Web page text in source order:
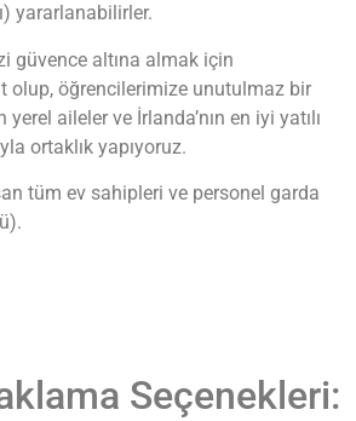
yararlanabilirler.
güvence altına almak için
olup, öğrencilerimize unutulmaz bir
aileler ve İrlanda’nın en iyi yatılı
ortaklık yapıyoruz.
tüm ev sahipleri ve personel garda
Seçenekleri: